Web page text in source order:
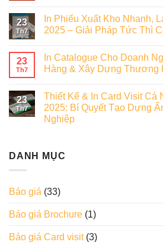
23
Th7
In Phiếu Xuất Kho Nhanh,
2025 – Giải Pháp Tức Thì
23
Th7
In Catalogue Cho Doanh
Hàng & Xây Dựng Thương
23
Th7
Thiết Kế & In Card Visit Cá
2025: Bí Quyết Tạo Dựng
Nghiệp
DANH MỤC
Báo giá (33)
Báo giá Brochure (1)
Báo giá Card visit(3)